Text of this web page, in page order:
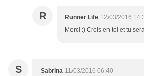
R Runner Life 12/03/2016
Merci :) Crois en toi et tu
S Sabrina 11/03/2016 06:40